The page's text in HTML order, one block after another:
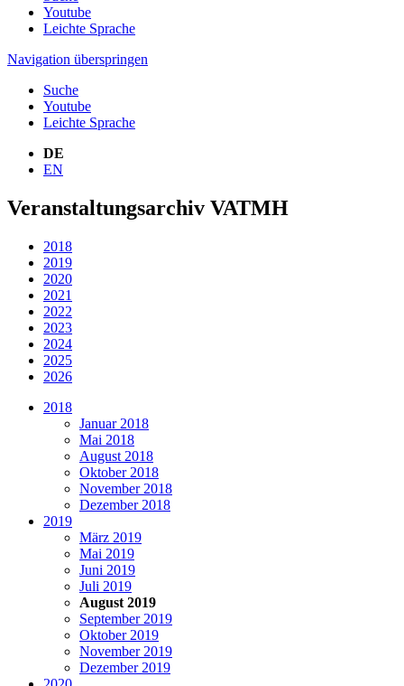
Youtube
Leichte Sprache
Navigation überspringen
Suche
Youtube
Leichte Sprache
DE
EN
Veranstaltungsarchiv VATMH
2018
2019
2020
2021
2022
2023
2024
2025
2026
2018
Januar 2018
Mai 2018
August 2018
Oktober 2018
November 2018
Dezember 2018
2019
März 2019
Mai 2019
Juni 2019
Juli 2019
August 2019
September 2019
Oktober 2019
November 2019
Dezember 2019